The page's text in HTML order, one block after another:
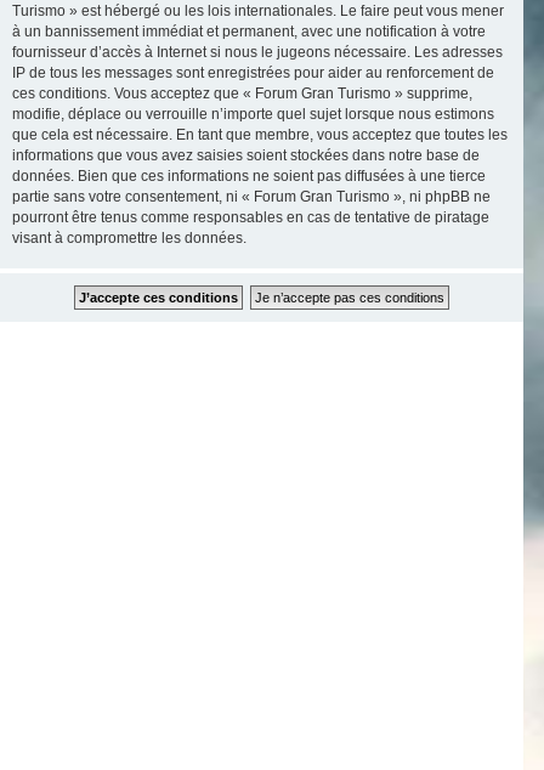
Turismo » est hébergé ou les lois internationales. Le faire peut vous mener
à un bannissement immédiat et permanent, avec une notification à votre
fournisseur d’accès à Internet si nous le jugeons nécessaire. Les adresses
IP de tous les messages sont enregistrées pour aider au renforcement de
ces conditions. Vous acceptez que « Forum Gran Turismo » supprime,
modifie, déplace ou verrouille n’importe quel sujet lorsque nous estimons
que cela est nécessaire. En tant que membre, vous acceptez que toutes les
informations que vous avez saisies soient stockées dans notre base de
données. Bien que ces informations ne soient pas diffusées à une tierce
partie sans votre consentement, ni « Forum Gran Turismo », ni phpBB ne
pourront être tenus comme responsables en cas de tentative de piratage
visant à compromettre les données.